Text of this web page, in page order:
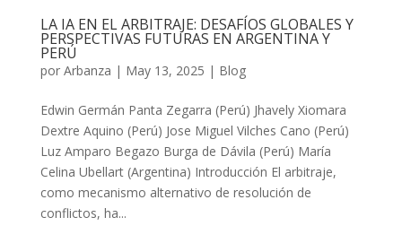
LA IA EN EL ARBITRAJE: DESAFÍOS GLOBALES Y
PERSPECTIVAS FUTURAS EN ARGENTINA Y
PERÚ
por Arbanza | May 13, 2025 | Blog
Edwin Germán Panta Zegarra (Perú) Jhavely Xiomara
Dextre Aquino (Perú) Jose Miguel Vilches Cano (Perú)
Luz Amparo Begazo Burga de Dávila (Perú) María
Celina Ubellart (Argentina) Introducción El arbitraje,
como mecanismo alternativo de resolución de
conflictos, ha...